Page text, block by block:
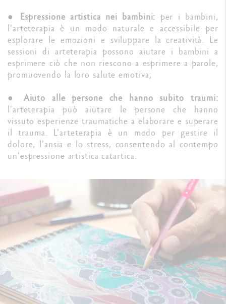
● Espressione artistica nei bambini: per i bambini,
l'arteterapia è un modo naturale e accessibile per
esplorare le emozioni e sviluppare la creatività. Le
sessioni di arteterapia possono aiutare i bambini a
esprimere ciò che non riescono a esprimere a parole,
promuovendo la loro salute emotiva;
● Aiuto alle persone che hanno subito traumi:
l'arteterapia può aiutare le persone che hanno
vissuto esperienze traumatiche a elaborare e superare
il trauma. L'arteterapia è un modo per gestire il
dolore, l'ansia e lo stress, consentendo al contempo
un'espressione artistica catartica.